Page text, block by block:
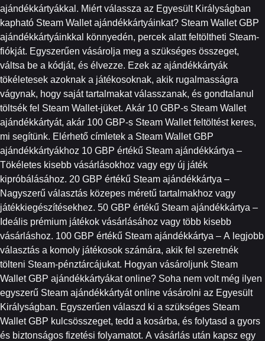
ajándékkártyákkal. Miért válassza az Egyesült Királyságban
kapható Steam Wallet ajándékkártyáinkat? Steam Wallet GBP
ajándékkártyáinkkal könnyedén, percek alatt feltöltheti Steam-
fiókját. Egyszerűen vásárolja meg a szükséges összeget,
váltsa be a kódját, és élvezze. Ezek az ajándékkártyák
tökéletesek azoknak a játékosoknak, akik rugalmasságra
vágynak, hogy saját tartalmakat válasszanak, és gondtalanul
töltsék fel Steam Wallet-jüket. Akár 10 GBP-s Steam Wallet
ajándékkártyát, akár 100 GBP-s Steam Wallet feltöltést keres,
mi segítünk. Elérhető címletek a Steam Wallet GBP
ajándékkártyákhoz 10 GBP értékű Steam ajándékkártya –
Tökéletes kisebb vásárlásokhoz vagy egy új játék
kipróbálásához. 20 GBP értékű Steam ajándékkártya –
Nagyszerű választás közepes méretű tartalmakhoz vagy
játékkiegészítésekhez. 50 GBP értékű Steam ajándékkártya –
Ideális prémium játékok vásárlásához vagy több kisebb
vásárláshoz. 100 GBP értékű Steam ajándékkártya – A legjobb
választás a komoly játékosok számára, akik fel szeretnék
tölteni Steam-pénztárcájukat. Hogyan vásároljunk Steam
Wallet GBP ajándékkártyákat online? Soha nem volt még ilyen
egyszerű Steam ajándékkártyát online vásárolni az Egyesült
Királyságban. Egyszerűen válaszd ki a szükséges Steam
Wallet GBP kulcsösszeget, tedd a kosárba, és folytasd a gyors
és biztonságos fizetési folyamatot. A vásárlás után kapsz egy